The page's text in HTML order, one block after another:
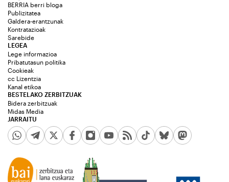
BERRIA berri bloga
Publizitatea
Galdera-erantzunak
Kontratazioak
Sarebide
JARRAITU
LEGEA
Lege informazioa
Pribatutasun politika
Cookieak
cc Lizentzia
Kanal etikoa
BESTELAKO ZERBITZUAK
Bidera zerbitzuak
Midas Media